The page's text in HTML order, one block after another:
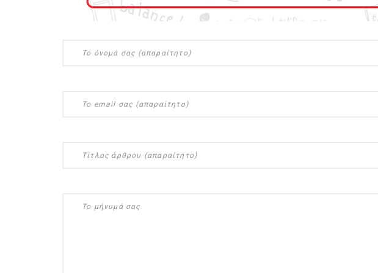
λαχανικά; Γνωρίζεις τη διαφορά;
αυτοί που μελετούν τα φυτά), το